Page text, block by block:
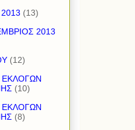
(13)
2013
(12)
ΕΚΛΟΓΩΝ
(10)
ΕΚΛΟΓΩΝ
(8)